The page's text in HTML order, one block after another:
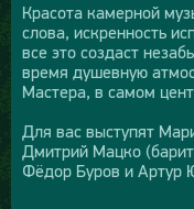
Красота камерной
слова, искренность
все это создаст
время душевную
Мастера, в самом
Для вас выступят
Дмитрий Мацко
Фёдор Буров и Артур